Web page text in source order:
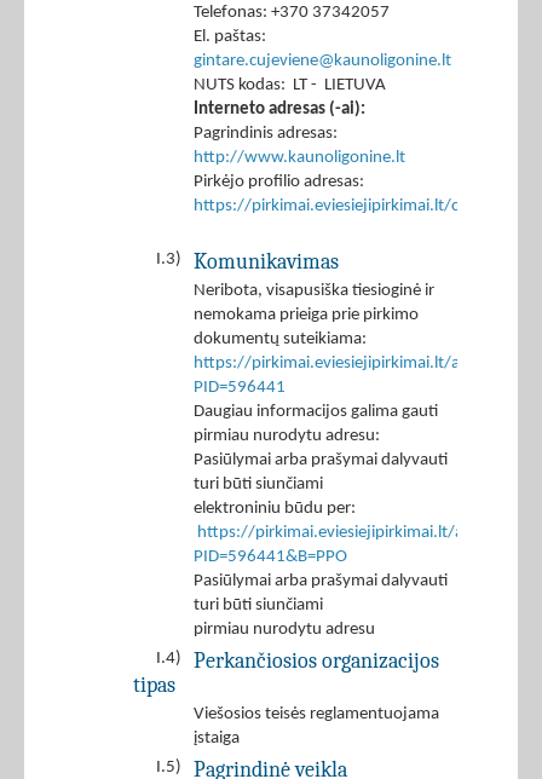
Telefonas: +370 37342057
El. paštas:
gintare.cujeviene@kaunoligonine.lt
NUTS kodas: LT - LIETUVA
Interneto adresas (-ai):
Pagrindinis adresas:
http://www.kaunoligonine.lt
Pirkėjo profilio adresas:
https://pirkimai.eviesiejipirkimai.lt/ctm/
I.3) Komunikavimas
Neribota, visapusiška tiesioginė ir
nemokama prieiga prie pirkimo
dokumentų suteikiama:
https://pirkimai.eviesiejipirkimai.lt/app/rfq/
PID=596441
Daugiau informacijos galima gauti
pirmiau nurodytu adresu:
Pasiūlymai arba prašymai dalyvauti
turi būti siunčiami
elektroniniu būdu per:
https://pirkimai.eviesiejipirkimai.lt/app/rfq/
PID=596441&B=PPO
Pasiūlymai arba prašymai dalyvauti
turi būti siunčiami
pirmiau nurodytu adresu
I.4)
Perkančiosios organizacijos
tipas
Viešosios teisės reglamentuojama
įstaiga
I.5)
Pagrindinė veikla